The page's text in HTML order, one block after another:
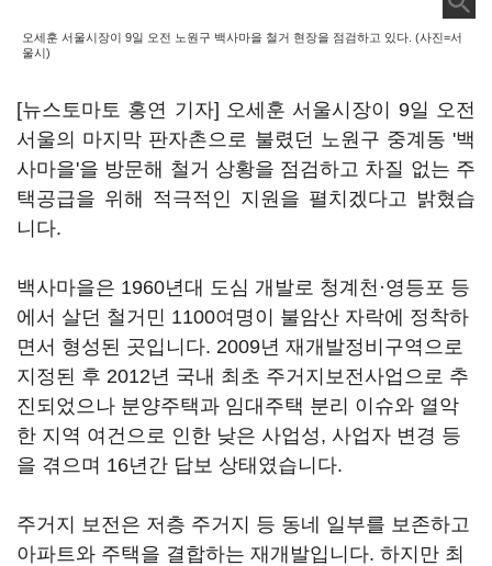
오세훈 서울시장이 9일 오전 노원구 백사마을 철거 현장을 점검하고 있다. (사진=서
울시)
[뉴스토마토 홍연 기자] 오세훈 서울시장이 9일 오전
서울의 마지막 판자촌으로 불렸던 노원구 중계동 '백
사마을'을 방문해 철거 상황을 점검하고 차질 없는 주
택공급을 위해 적극적인 지원을 펼치겠다고 밝혔습
니다.
백사마을은 1960년대 도심 개발로 청계천·영등포 등
에서 살던 철거민 1100여명이 불암산 자락에 정착하
면서 형성된 곳입니다. 2009년 재개발정비구역으로
지정된 후 2012년 국내 최초 주거지보전사업으로 추
진되었으나 분양주택과 임대주택 분리 이슈와 열악
한 지역 여건으로 인한 낮은 사업성, 사업자 변경 등
을 겪으며 16년간 답보 상태였습니다.
주거지 보전은 저층 주거지 등 동네 일부를 보존하고
아파트와 주택을 결합하는 재개발입니다. 하지만 최